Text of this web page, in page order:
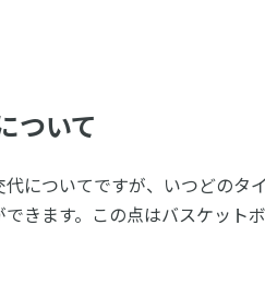
ついて
についてですが、いつどのタ
きます。この点はバスケット